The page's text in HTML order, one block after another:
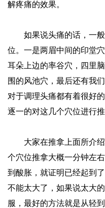
解疼痛的效果。
如果说头痛的话，一般
位。一是两眉中间的印堂
耳朵上边的率谷穴，四里
围的风池穴，最后还有我
对于调理头痛都有着很好
逐一的对这几个穴位进行推
大家在推拿上面所介绍
个穴位推拿大概一分钟左
到酸胀，就证明已经起到
不能太大了，如果说太大
服，最好的方法就是从轻